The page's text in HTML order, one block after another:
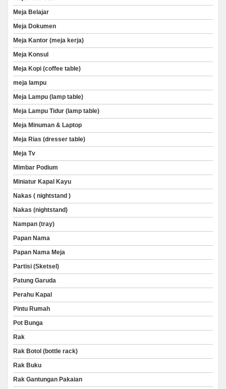
Meja Belajar
Meja Dokumen
Meja Kantor (meja kerja)
Meja Konsul
Meja Kopi (coffee table)
meja lampu
Meja Lampu (lamp table)
Meja Lampu Tidur (lamp table)
Meja Minuman & Laptop
Meja Rias (dresser table)
Meja Tv
Mimbar Podium
Miniatur Kapal Kayu
Nakas ( nightstand )
Nakas (nightstand)
Nampan (tray)
Papan Nama
Papan Nama Meja
Partisi (Sketsel)
Patung Garuda
Perahu Kapal
Pintu Rumah
Pot Bunga
Rak
Rak Botol (bottle rack)
Rak Buku
Rak Gantungan Pakaian